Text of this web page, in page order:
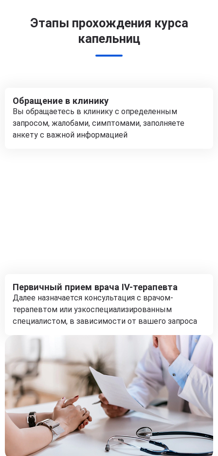
Этапы прохождения курса
капельниц
Обращение в клинику
Вы обращаетесь в клинику с определенным
запросом, жалобами, симптомами, заполняете
анкету с важной информацией
Первичный прием врача IV-терапевта
Далее назначается консультация с врачом-
терапевтом или узкоспециализированным
специалистом, в зависимости от вашего запроса